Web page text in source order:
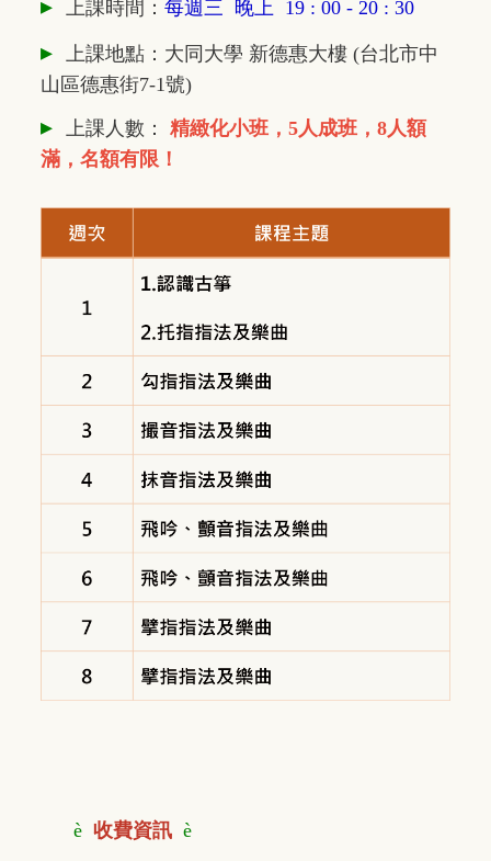
▸ 上課時間： 每週三 晚上 19 : 00 - 20 : 30
▸
上課地點：大同大學 新德惠大樓 (台北市中
山區德惠街7-1號)
▸ 上課人數： 精緻化小班，5人成班，8人額
滿，名額有限！
è 收費資訊 è